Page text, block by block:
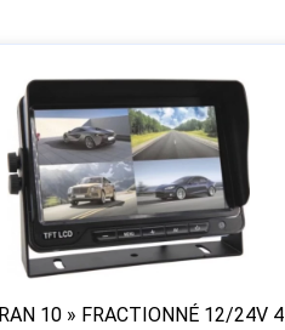
10 » FRACTIONNÉ 12/24V 4